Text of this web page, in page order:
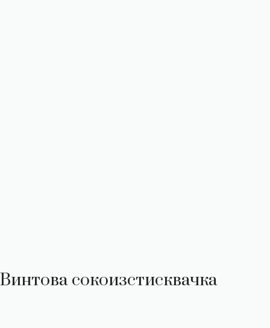
Винтова сокоизстисквачка